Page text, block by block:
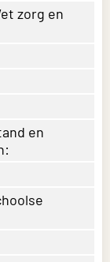
zorg en
en